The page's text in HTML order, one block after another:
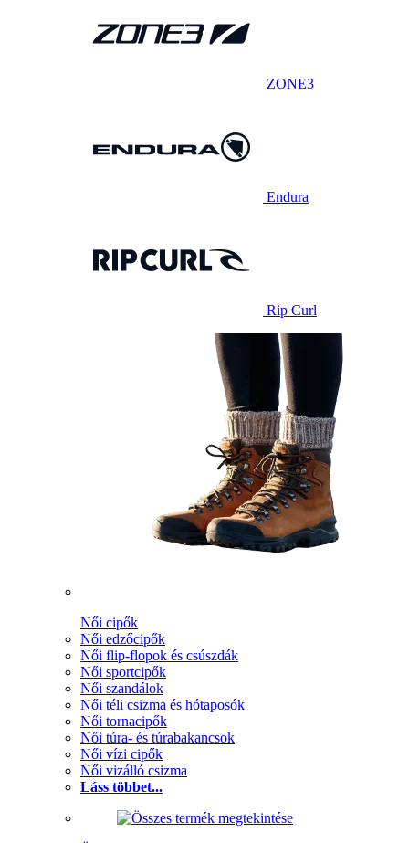
ZONE3
Endura
Rip Curl
Női cipők
Női edzőcipők
Női flip-flopok és csúszdák
Női sportcipők
Női szandálok
Női téli csizma és hótaposók
Női tornacipők
Női túra- és túrabakancsok
Női vízi cipők
Női vizálló csizma
Láss többet...